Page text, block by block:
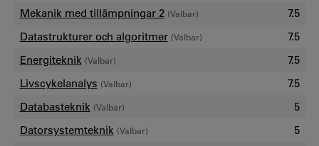
Mekanik med tillämpningar 2 (Valbar)
7.5
Datastrukturer och algoritmer (Valbar)
7.5
Energiteknik (Valbar)
7.5
Livscykelanalys (Valbar)
7.5
Databasteknik (Valbar)
5
Datorsystemteknik (Valbar)
5